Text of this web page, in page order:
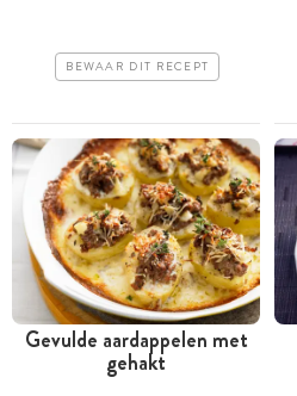
BEWAAR DIT RECEPT
Gevulde aardappelen met
gehakt